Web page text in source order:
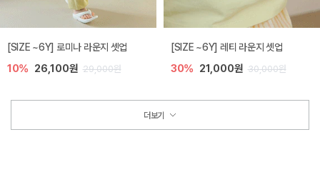
[SIZE ~6Y] 로미나 라운지 셋업
10% 26,100원 29,000원
[SIZE ~6Y] 레티 라운지 셋업
30% 21,000원 30,000원
더보기